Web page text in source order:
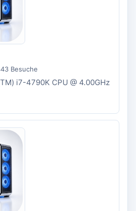
Besuche
i7-4790K CPU @ 4.00GHz